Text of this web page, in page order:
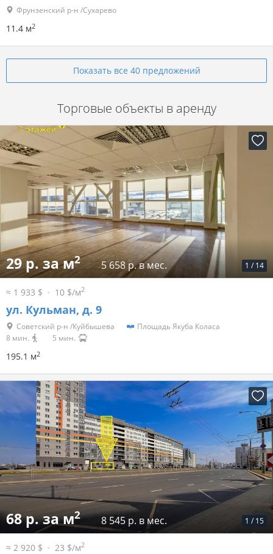
Фрунзенский р-н /Сухарево
11.4 м2
Показать все 40 предложений
Торговые объекты в аренду
1 / 14
29 р. за м2 5 658 р. в мес.
≈ 1 933 $ 10 $/м2
ул. Кульман, д. 9
Советский р-н /Куйбышева
Площадь Якуба Коласа
8 мин.
5 мин.
195.1 м2
1 / 15
68 р. за м2 8 545 р. в мес.
≈ 2 920 $ 23 $/м2